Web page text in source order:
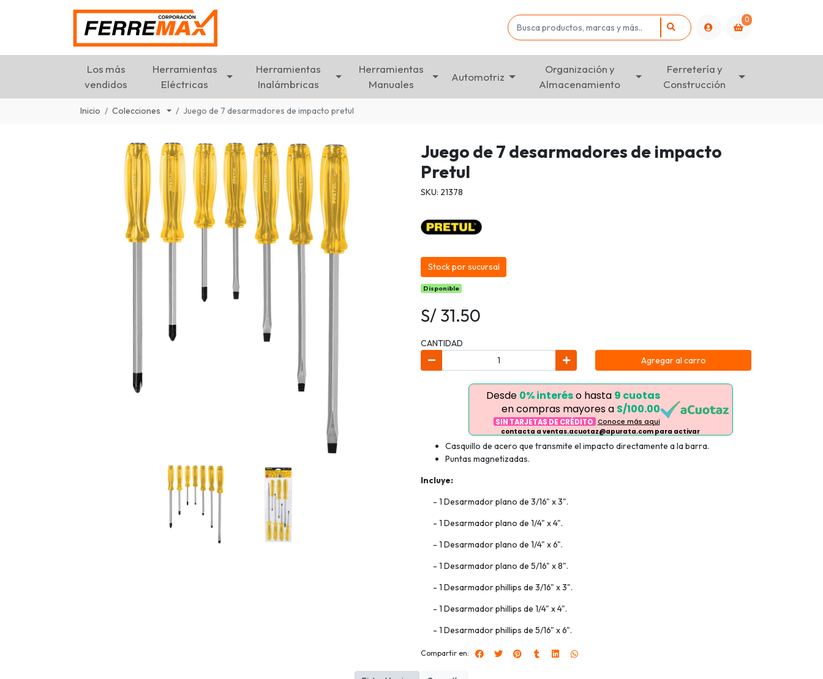
0
Los más
vendidos
Herramientas
Eléctricas
Herramientas
Inalámbricas
Herramientas
Manuales
Automotriz
Organización y
Almacenamiento
Ferretería y
Construcción
Inicio Colecciones Juego de 7 desarmadores de impacto pretul
Juego de 7 desarmadores de impacto
Pretul
SKU: 21378
Stock por sucursal
Disponible
S/ 31.50
CANTIDAD
Agregar al carro
Desde 0% interéso hasta 9 cuotas
en compras mayores a S/100.00
SIN TARJETAS DE CRÉDITO Conoce más aqui
contacta a ventas.acuotaz@apurata.com para activar
Casquillo de acero que transmite el impacto directamente a la barra.
Puntas magnetizadas.
Incluye:
- 1 Desarmador plano de 3/16" x 3".
- 1 Desarmador plano de 1/4" x 4".
- 1 Desarmador plano de 1/4" x 6".
- 1 Desarmador plano de 5/16" x 8".
- 1 Desarmador phillips de 3/16" x 3".
- 1 Desarmador phillips de 1/4" x 4".
- 1 Desarmador phillips de 5/16" x 6".
Compartir en: